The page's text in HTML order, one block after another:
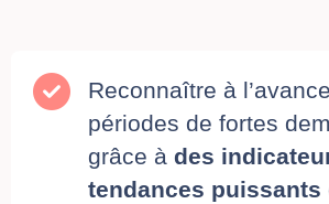
Reconnaître à
périodes de fortes
grâce à des
tendances puissants